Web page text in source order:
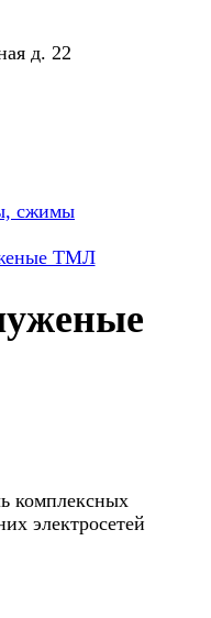
д. 22
сжимы
комплексных
электросетей